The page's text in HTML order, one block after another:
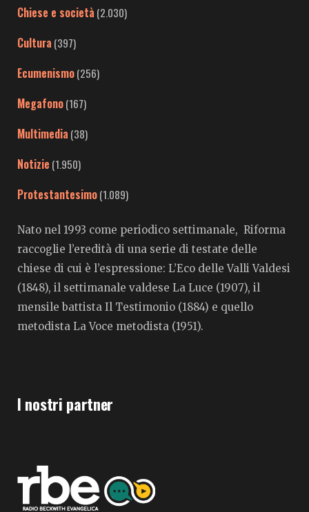
Chiese e società (2.030)
Cultura (397)
Ecumenismo(256)
Megafono(167)
Multimedia (38)
Notizie (1.950)
Protestantesimo(1.089)
Nato nel 1993 come periodico settimanale, Riforma
raccoglie l’eredità di una serie di testate delle
chiese di cui è l’espressione: L’Eco delle Valli Valdesi
(1848), il settimanale valdese La Luce (1907), il
mensile battista Il Testimonio (1884) e quello
metodista La Voce metodista (1951).
I nostri partner